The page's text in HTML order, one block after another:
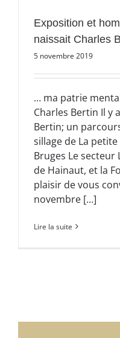
Exposition et
naissait Charles
5 novembre 2019
… ma patrie
Charles Bertin Il y
Bertin; un
sillage de La
Bruges Le
de Hainaut, et la
plaisir de vous
novembre [...]
Lire la suite